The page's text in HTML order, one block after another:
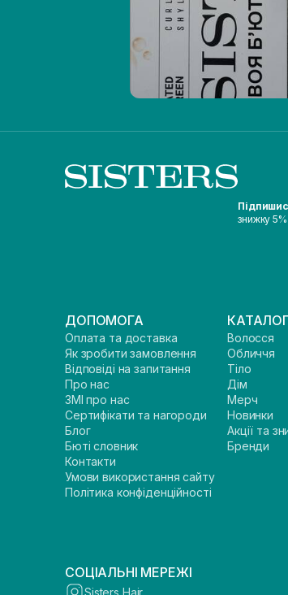
знижку
ДОПОМОГА
Оплата та доставка
Як зробити замовлення
Відповіді на запитання
Про нас
ЗМІ про нас
Сертифікати та нагороди
Блог
Бюті словник
Контакти
Умови використання сайту
Політика конфіденційності
Волосся
Обличчя
Тіло
Дім
Мерч
Новинки
Акції та
Бренди
СОЦІАЛЬНІ МЕРЕЖІ
Sisters Hair